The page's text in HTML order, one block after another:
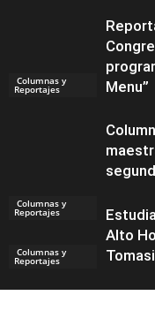
Columnas y
Reportajes
Columnas y
Reportajes
Menu”
Columnas y
Reportajes
Alto